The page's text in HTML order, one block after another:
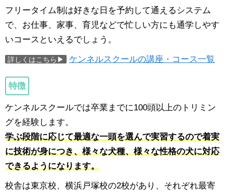
フリータイム制は好きな日を予約して通えるシステム
で、お仕事、家事、育児などで忙しい方にも通学しやす
いコースといえるでしょう。
詳しくはこちら▶ ケンネルスクールの講座・コース一覧
特徴
ケンネルスクールでは卒業までに100頭以上のトリミン
グを経験します。
学ぶ段階に応じて最適な一頭を選んで実習するので着実
に技術が身につき、様々な犬種、様々な性格の犬に対応
できるようになります。
校舎は東京校、横浜戸塚校の2校があり、それぞれ最寄